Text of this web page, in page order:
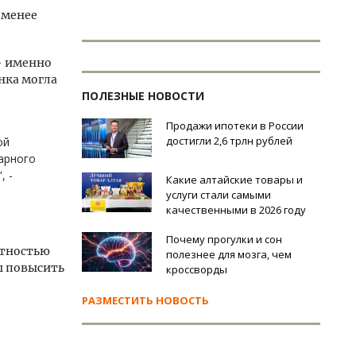
именно
могла
-
повысить
ПОЛЕЗНЫЕ НОВОСТИ
Продажи ипотеки в России
достигли 2,6 трлн рублей
Какие алтайские товары и
услуги стали самыми
качественными в 2026 году
Почему прогулки и сон
полезнее для мозга, чем
кроссворды
РАЗМЕСТИТЬ НОВОСТЬ